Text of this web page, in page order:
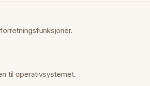
til operativsystemet.